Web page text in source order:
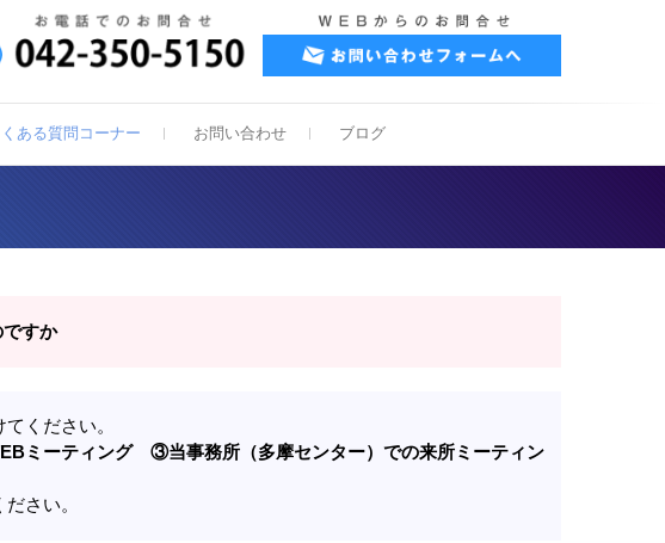
ある質問コーナー お問い合わせ ブログ
すか
ください。
ミーティング ③当事務所（多摩センター）での来所ミーティン
さい。